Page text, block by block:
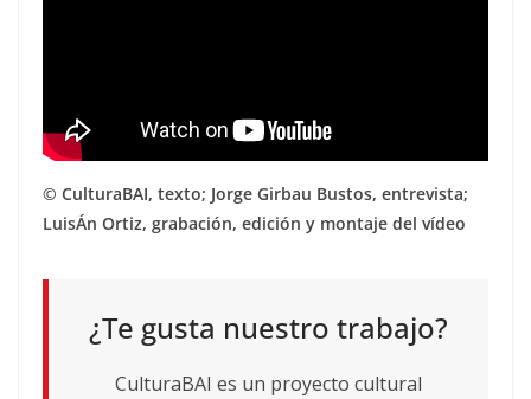
© CulturaBAI, texto; Jorge Girbau Bustos, entrevista;
LuisÁn Ortiz, grabación, edición y montaje del vídeo
¿Te gusta nuestro trabajo?
CulturaBAI es un proyecto cultural